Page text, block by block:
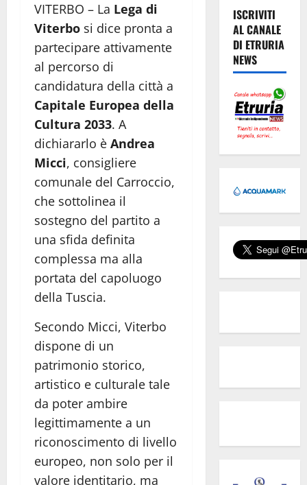
VITERBO – La Lega di
Viterbo si dice pronta a
partecipare attivamente
al percorso di
candidatura della città a
Capitale Europea della
Cultura 2033. A
dichiararlo è Andrea
Micci, consigliere
comunale del Carroccio,
che sottolinea il
sostegno del partito a
una sfida definita
complessa ma alla
portata del capoluogo
della Tuscia.
Secondo Micci, Viterbo
dispone di un
patrimonio storico,
artistico e culturale tale
da poter ambire
legittimamente a un
riconoscimento di livello
europeo, non solo per il
valore identitario, ma
ISCRIVITI
AL CANALE
DI ETRURIA
NEWS